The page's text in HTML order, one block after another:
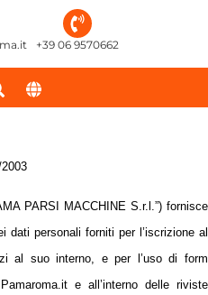
+39 06 9570662
PARSI MACCHINE S.r.l.”) fornisce
dati personali forniti per l’iscrizione al
al suo interno, e per l’uso di form
Pamaroma.ite all’interno delle riviste